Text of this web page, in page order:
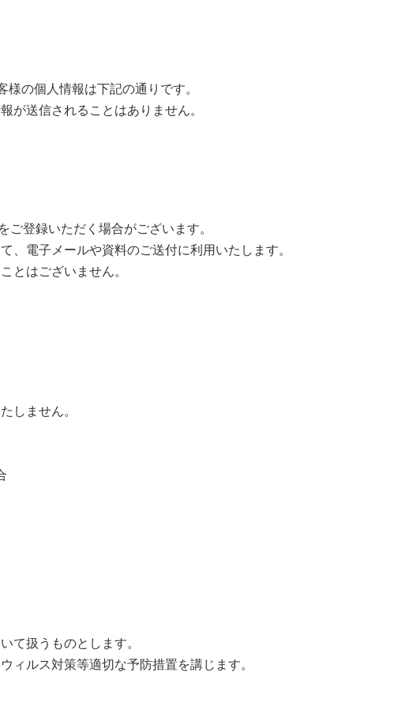
の個人情報は下記の通りです。
送信されることはありません。
登録いただく場合がございます。
電子メールや資料のご送付に利用いたします。
とはございません。
しません。
て扱うものとします。
ィルス対策等適切な予防措置を講じます。